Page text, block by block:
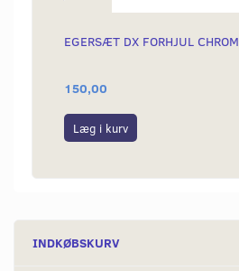
EGERSÆT DX FORHJUL CHROM
150,00
Læg i kurv
INDKØBSKURV